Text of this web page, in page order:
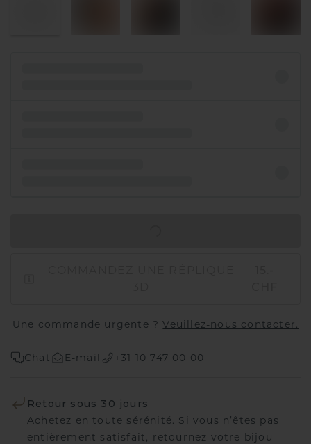
Une commande urgente ?Veuillez-nous contacter.
Chat E-mail +31 10 747 00 00
Retour sous 30 jours
Achetez en toute sérénité. Si vous n’êtes pas
entièrement satisfait, retournez votre bijou